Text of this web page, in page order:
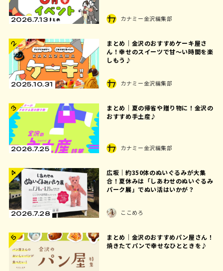
2026.7.13 カナミー金沢編集部
2
2025.10.31
まとめ｜金沢のおすすめケーキ屋さ
ん！幸せのスイーツで甘〜い時間を楽
しもう♪
カナミー金沢編集部
3
2026.7.25
まとめ｜夏の帰省や贈り物に！金沢の
おすすめ手土産♪
カナミー金沢編集部
4
2026.7.28
広坂｜約350体のぬいぐるみが大集
合！夏休みは「しあわせのぬいぐるみ
パーク展」でぬい活はいかが？
ここめろ
5
まとめ｜金沢のおすすめパン屋さん！
焼きたてパンで幸せなひとときを♪